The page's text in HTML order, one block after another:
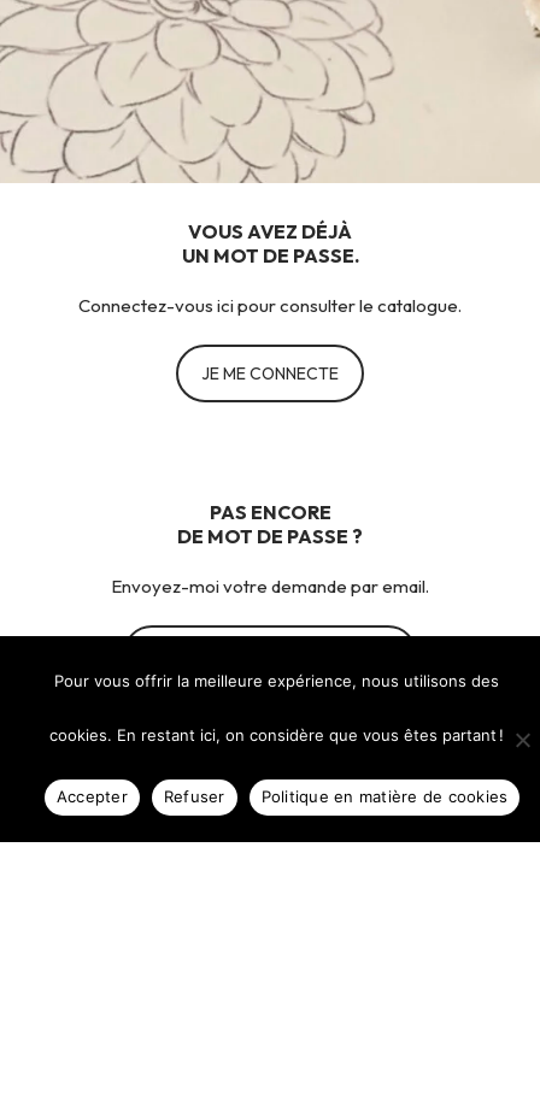
VOUS AVEZ DÉJÀ
UN MOT DE PASSE.
Connectez-vous ici pour consulter le catalogue.
JE ME CONNECTE
PAS ENCORE
DE MOT DE PASSE ?
Envoyez-moi votre demande par email.
Pour vous offrir la meilleure expérience, nous utilisons des
cookies. En restant ici, on considère que vous êtes partant !
Accepter Refuser Politique en matière de cookies